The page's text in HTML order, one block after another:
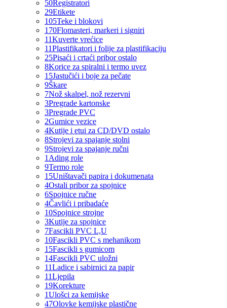
50Registratori
29Etikete
105Teke i blokovi
170Flomasteri, markeri i signiri
11Kuverte vrećice
11Plastifikatori i folije za plastifikaciju
25Pisaći i crtaći pribor ostalo
8Korice za spiralni i termo uvez
15Jastučići i boje za pečate
9Škare
7Nož skalpel, nož rezervni
3Pregrade kartonske
3Pregrade PVC
2Gumice vezice
4Kutije i etui za CD/DVD ostalo
8Strojevi za spajanje stolni
9Strojevi za spajanje ručni
1 Ading role
9Termo role
15Uništavači papira i dokumenata
4Ostali pribor za spojnice
6Spojnice ručne
4Čavlići i pribadaće
10Spojnice strojne
3Kutije za spojnice
7Fascikli PVC L,U
10Fascikli PVC s mehanikom
15Fascikli s gumicom
14Fascikli PVC uložni
11Ladice i sabirnici za papir
11Ljepila
19Korekture
1Ulošci za kemijske
47Olovke kemijske plastične